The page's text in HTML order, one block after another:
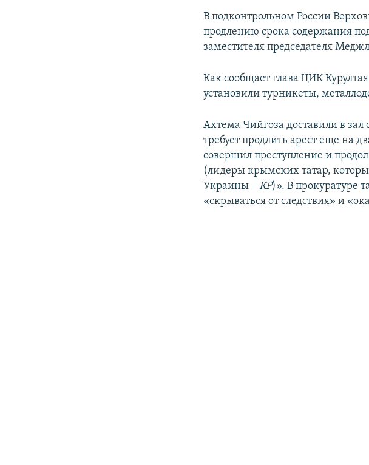
В подконтрольном России
продлению срока содержания
заместителя председателя
Как сообщает глава ЦИК
установили турникеты,
Ахтема Чийгоза доставили в
требует продлить арест еще на
совершил преступление и
(лидеры крымских татар,
Украины –КР)». В прокуратуре
«скрываться от следствия» и